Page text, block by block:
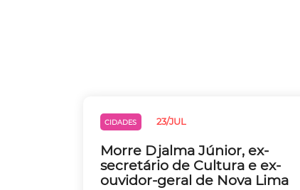
CIDADES 23/JUL
Morre Djalma Júnior, ex-
secretário de Cultura e ex-
ouvidor-geral de Nova Lima